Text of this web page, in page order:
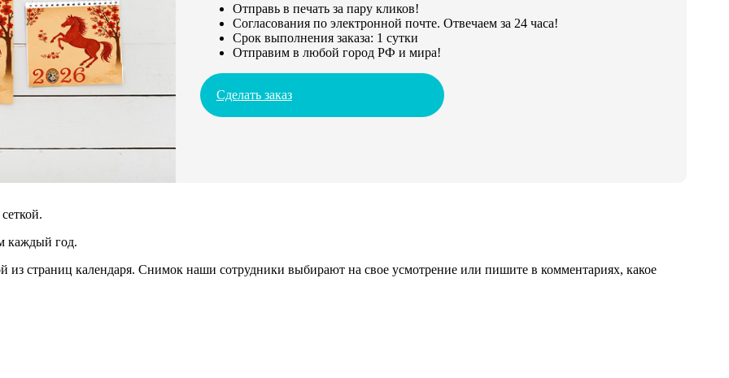
Отправь в печать за пару кликов!
Согласования по электронной почте. Отвечаем за 24 часа!
Срок выполнения заказа: 1 сутки
Отправим в любой город РФ и мира!
Сделать заказ
каждый год.
страниц календаря. Снимок наши сотрудники выбирают на свое усмотрение или пишите в комментариях, какое